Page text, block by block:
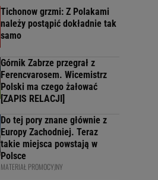
Tichonow grzmi: Z Polakami
należy postąpić dokładnie tak
samo
Górnik Zabrze przegrał z
Ferencvarosem. Wicemistrz
Polski ma czego żałować
[ZAPIS RELACJI]
Do tej pory znane głównie z
Europy Zachodniej. Teraz
takie miejsca powstają w
Polsce
MATERIAŁ PROMOCYJNY